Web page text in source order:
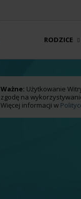
Ważne: Użytkowanie
zgodę na
Więcej informacji w
RODZICE